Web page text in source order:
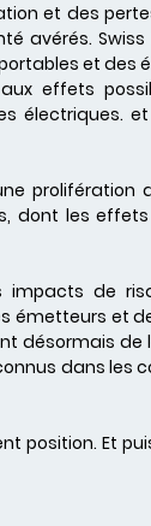
et des
avérés.
et des
effets
électriques.
prolifération
dont les
de
émetteurs et
désormais
dans les
position. Et